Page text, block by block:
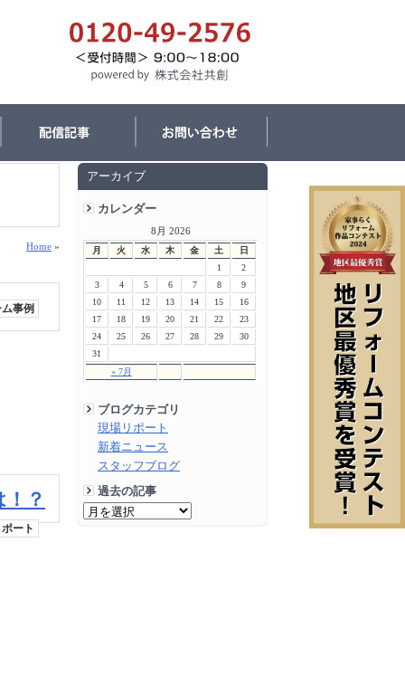
アーカイブ
カレンダー
8月 2026
月 火 水 木 金 土 日
« 7月
1
2
3
4 5 6 7 8
9
10
11 12 13 14 15
16
17
18 19 20 21 22
23
24
25 26 27 28 29
30
31
ブログカテゴリ
現場リポート
新着ニュース
スタッフブログ
過去の記事
Home »
事例
？
ート
す。